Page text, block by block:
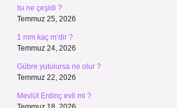
Isı ne çeşidi ?
Temmuz 25, 2026
1 mm kaç m’dir ?
Temmuz 24, 2026
Gübre yutulursa ne olur ?
Temmuz 22, 2026
Mevlüt Erdinç evli mi ?